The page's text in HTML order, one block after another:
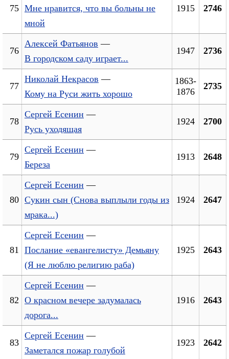
75 Мне нравится, что вы больны не
мной
1915 2746
76
Алексей Фатьянов —
В городском саду играет...
1947 2736
77
Николай Некрасов —
Кому на Руси жить хорошо
1863-
1876
2735
78
Сергей Есенин —
Русь уходящая
1924 2700
79
Сергей Есенин —
Береза
1913 2648
80
Сергей Есенин —
Сукин сын (Снова выплыли годы из
мрака...)
1924 2647
81
Сергей Есенин —
Послание «евангелисту» Демьяну
(Я не люблю религию раба)
1925 2643
82
Сергей Есенин —
О красном вечере задумалась
дорога...
1916 2643
83
Сергей Есенин —
Заметался пожар голубой
1923 2642